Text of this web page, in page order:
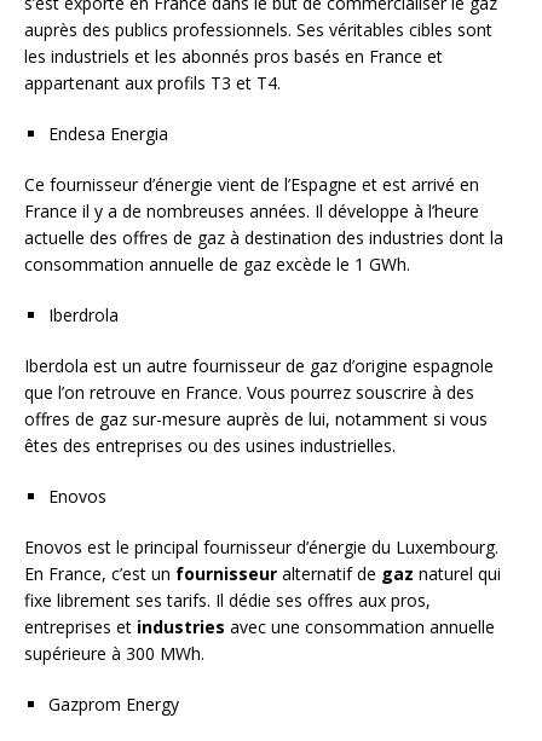
auprès des publics professionnels. Ses véritables cibles sont
les industriels et les abonnés pros basés en France et
appartenant aux profils T3 et T4.
Endesa Energia
Ce fournisseur d’énergie vient de l’Espagne et est arrivé en
France il y a de nombreuses années. Il développe à l’heure
actuelle des offres de gaz à destination des industries dont la
consommation annuelle de gaz excède le 1 GWh.
Iberdrola
Iberdola est un autre fournisseur de gaz d’origine espagnole
que l’on retrouve en France. Vous pourrez souscrire à des
offres de gaz sur-mesure auprès de lui, notamment si vous
êtes des entreprises ou des usines industrielles.
Enovos
Enovos est le principal fournisseur d’énergie du Luxembourg.
En France, c’est un fournisseur alternatif de gaz naturel qui
fixe librement ses tarifs. Il dédie ses offres aux pros,
entreprises et industries avec une consommation annuelle
supérieure à 300 MWh.
Gazprom Energy